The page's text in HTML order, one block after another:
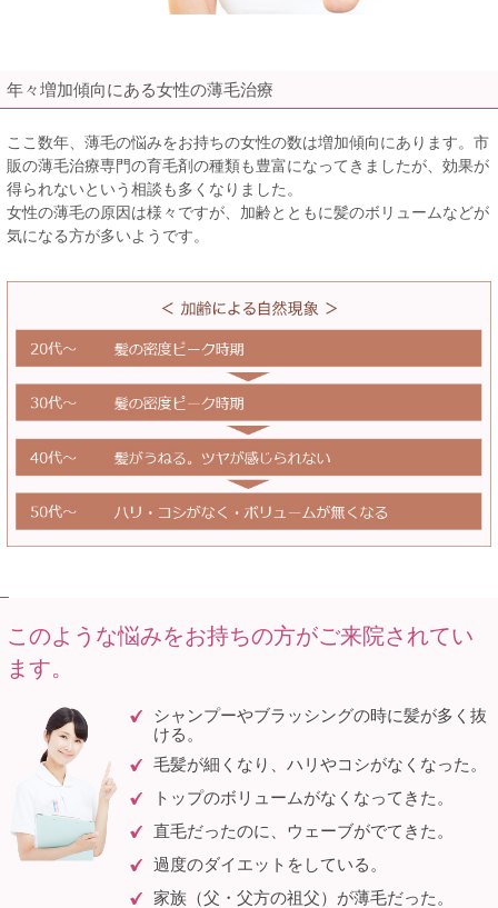
年々増加傾向にある女性の薄毛治療
ここ数年、薄毛の悩みをお持ちの女性の数は増加傾向にあります。市
販の薄毛治療専門の育毛剤の種類も豊富になってきましたが、効果が
得られないという相談も多くなりました。
女性の薄毛の原因は様々ですが、加齢とともに髪のボリュームなどが
気になる方が多いようです。
このような悩みをお持ちの方がご来院されてい
ます。
シャンプーやブラッシングの時に髪が多く抜
ける。
毛髪が細くなり、ハリやコシがなくなった。
トップのボリュームがなくなってきた。
直毛だったのに、ウェーブがでてきた。
過度のダイエットをしている。
家族（父・父方の祖父）が薄毛だった。